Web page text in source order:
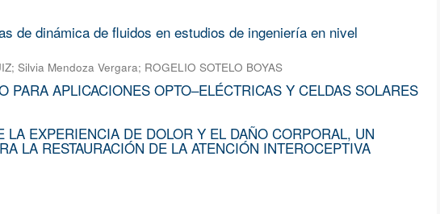
de dinámica de fluidos en estudios de ingeniería en nivel
; Silvia Mendoza Vergara; ROGELIO SOTELO BOYAS
PARA APLICACIONES OPTO–ELÉCTRICAS Y CELDAS SOLARES
EXPERIENCIA DE DOLOR Y EL DAÑO CORPORAL, UN
LA RESTAURACIÓN DE LA ATENCIÓN INTEROCEPTIVA